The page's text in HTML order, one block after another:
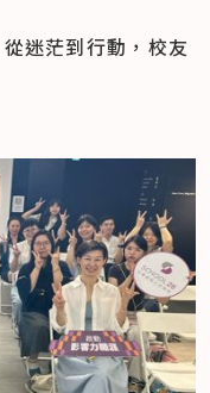
迷茫到行動，校友